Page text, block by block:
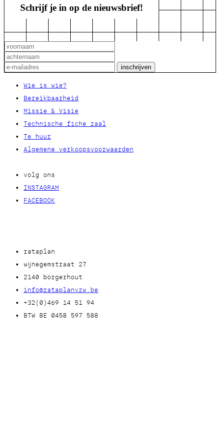
Schrijf je in op de nieuwsbrief!
Wie is wie?
Bereikbaarheid
Missie & Visie
Technische fiche zaal
Te huur
Algemene verkoopsvoorwaarden
volg ons
INSTAGRAM
FACEBOOK
rataplan
wijnegemstraat 27
2140 borgerhout
info@rataplanvzw.be
+32(0)469 14 51 94
BTW BE 0458 597 588